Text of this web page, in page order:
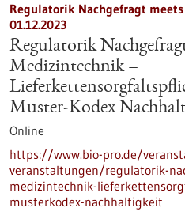
Regulatorik Nachgefragt
01.12.2023
Regulatorik
Medizintechnik –
Muster-Kodex
Online
https://www.bio-pro.de/
veranstaltungen/regulatorik-
medizintechnik-
musterkodex-nachhaltigkeit